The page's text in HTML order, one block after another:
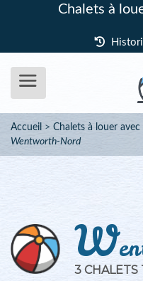
Chalets à
Accueil Chalets à louer avec
Wentworth-Nord
W
3 CHALETS